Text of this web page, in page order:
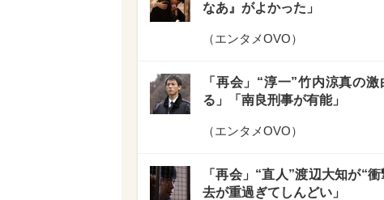
なあ』がよかった」
（エンタメOVO）
「再会」“淳一”竹内涼真の
る」「南良刑事が有能」
（エンタメOVO）
「再会」“直人”渡辺大知が“
去が重過ぎてしんどい」